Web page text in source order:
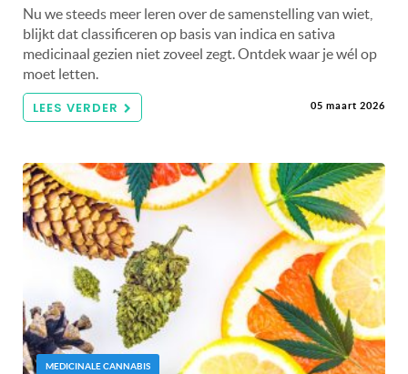
Nu we steeds meer leren over de samenstelling van wiet,
blijkt dat classificeren op basis van indica en sativa
medicinaal gezien niet zoveel zegt. Ontdek waar je wél op
moet letten.
LEES VERDER 05 maart 2026
MEDICINALE CANNABIS